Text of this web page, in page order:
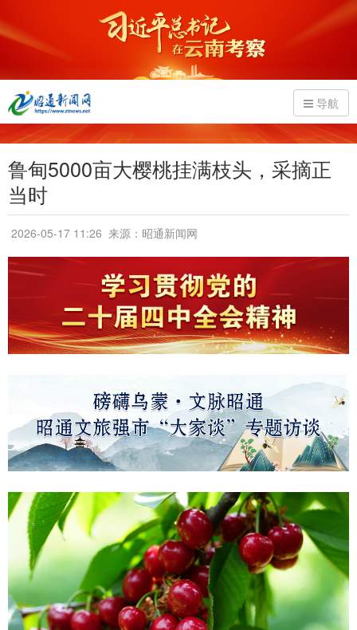
导航
鲁甸5000亩大樱桃挂满枝头，采摘正
当时
2026-05-17 11:26 来源：昭通新闻网